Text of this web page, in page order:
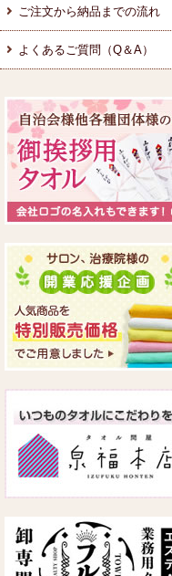
ご注文から納品までの流れ
よくあるご質問（Q＆A）